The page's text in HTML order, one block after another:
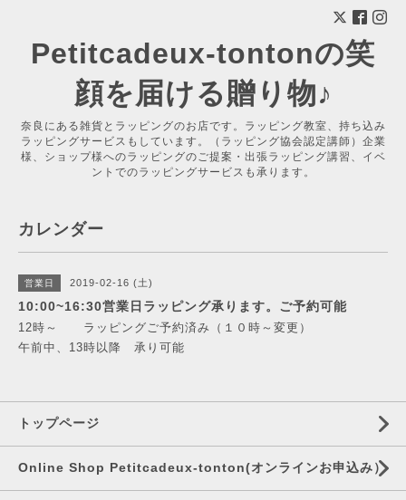
Petitcadeux-tontonの笑
顔を届ける贈り物♪
奈良にある雑貨とラッピングのお店です。ラッピング教室、持ち込み
ラッピングサービスもしています。（ラッピング協会認定講師）企業
様、ショップ様へのラッピングのご提案・出張ラッピング講習、イベ
ントでのラッピングサービスも承ります。
カレンダー
営業日 2019-02-16 (土)
10:00~16:30営業日ラッピング承ります。ご予約可能
12時～ ラッピングご予約済み（１０時～変更）
午前中、13時以降 承り可能
トップページ
Online Shop Petitcadeux-tonton(オンラインお申込み）